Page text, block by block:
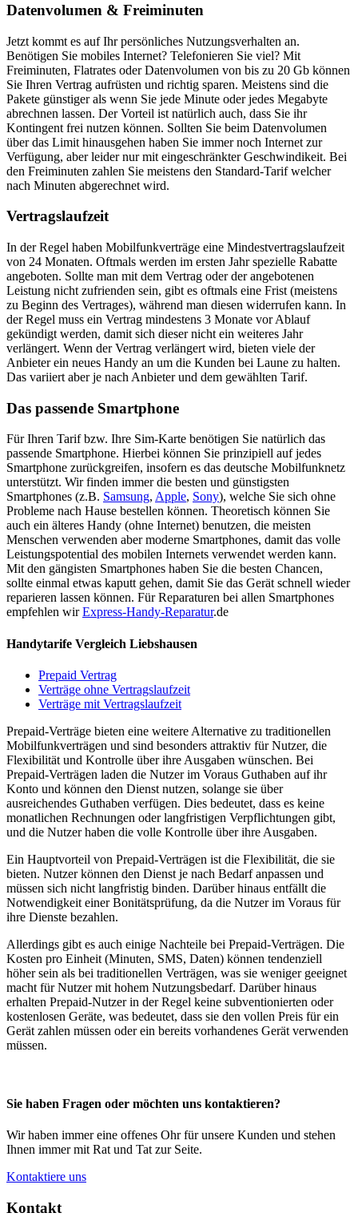
Datenvolumen & Freiminuten
Jetzt kommt es auf Ihr persönliches Nutzungsverhalten an.
Benötigen Sie mobiles Internet? Telefonieren Sie viel? Mit
Freiminuten, Flatrates oder Datenvolumen von bis zu 20 Gb können
Sie Ihren Vertrag aufrüsten und richtig sparen. Meistens sind die
Pakete günstiger als wenn Sie jede Minute oder jedes Megabyte
abrechnen lassen. Der Vorteil ist natürlich auch, dass Sie ihr
Kontingent frei nutzen können. Sollten Sie beim Datenvolumen
über das Limit hinausgehen haben Sie immer noch Internet zur
Verfügung, aber leider nur mit eingeschränkter Geschwindikeit. Bei
den Freiminuten zahlen Sie meistens den Standard-Tarif welcher
nach Minuten abgerechnet wird.
Vertragslaufzeit
In der Regel haben Mobilfunkverträge eine Mindestvertragslaufzeit
von 24 Monaten. Oftmals werden im ersten Jahr spezielle Rabatte
angeboten. Sollte man mit dem Vertrag oder der angebotenen
Leistung nicht zufrienden sein, gibt es oftmals eine Frist (meistens
zu Beginn des Vertrages), während man diesen widerrufen kann. In
der Regel muss ein Vertrag mindestens 3 Monate vor Ablauf
gekündigt werden, damit sich dieser nicht ein weiteres Jahr
verlängert. Wenn der Vertrag verlängert wird, bieten viele der
Anbieter ein neues Handy an um die Kunden bei Laune zu halten.
Das variiert aber je nach Anbieter und dem gewählten Tarif.
Das passende Smartphone
Für Ihren Tarif bzw. Ihre Sim-Karte benötigen Sie natürlich das
passende Smartphone. Hierbei können Sie prinzipiell auf jedes
Smartphone zurückgreifen, insofern es das deutsche Mobilfunknetz
unterstützt. Wir finden immer die besten und günstigsten
Smartphones (z.B. Samsung, Apple, Sony), welche Sie sich ohne
Probleme nach Hause bestellen können. Theoretisch können Sie
auch ein älteres Handy (ohne Internet) benutzen, die meisten
Menschen verwenden aber moderne Smartphones, damit das volle
Leistungspotential des mobilen Internets verwendet werden kann.
Mit den gängisten Smartphones haben Sie die besten Chancen,
sollte einmal etwas kaputt gehen, damit Sie das Gerät schnell wieder
reparieren lassen können. Für Reparaturen bei allen Smartphones
empfehlen wirExpress-Handy-Reparatur.de
Handytarife Vergleich Liebshausen
Prepaid Vertrag
Verträge ohne Vertragslaufzeit
Verträge mit Vertragslaufzeit
Prepaid-Verträge bieten eine weitere Alternative zu traditionellen
Mobilfunkverträgen und sind besonders attraktiv für Nutzer, die
Flexibilität und Kontrolle über ihre Ausgaben wünschen. Bei
Prepaid-Verträgen laden die Nutzer im Voraus Guthaben auf ihr
Konto und können den Dienst nutzen, solange sie über
ausreichendes Guthaben verfügen. Dies bedeutet, dass es keine
monatlichen Rechnungen oder langfristigen Verpflichtungen gibt,
und die Nutzer haben die volle Kontrolle über ihre Ausgaben.
Ein Hauptvorteil von Prepaid-Verträgen ist die Flexibilität, die sie
bieten. Nutzer können den Dienst je nach Bedarf anpassen und
müssen sich nicht langfristig binden. Darüber hinaus entfällt die
Notwendigkeit einer Bonitätsprüfung, da die Nutzer im Voraus für
ihre Dienste bezahlen.
Allerdings gibt es auch einige Nachteile bei Prepaid-Verträgen. Die
Kosten pro Einheit (Minuten, SMS, Daten) können tendenziell
höher sein als bei traditionellen Verträgen, was sie weniger geeignet
macht für Nutzer mit hohem Nutzungsbedarf. Darüber hinaus
erhalten Prepaid-Nutzer in der Regel keine subventionierten oder
kostenlosen Geräte, was bedeutet, dass sie den vollen Preis für ein
Gerät zahlen müssen oder ein bereits vorhandenes Gerät verwenden
müssen.
Sie haben Fragen oder möchten uns kontaktieren?
Wir haben immer eine offenes Ohr für unsere Kunden und stehen
Ihnen immer mit Rat und Tat zur Seite.
Kontaktiere uns
Kontakt